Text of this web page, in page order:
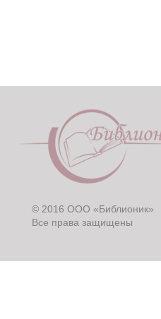
© 2016 ООО «Библионик»
Все права защищены